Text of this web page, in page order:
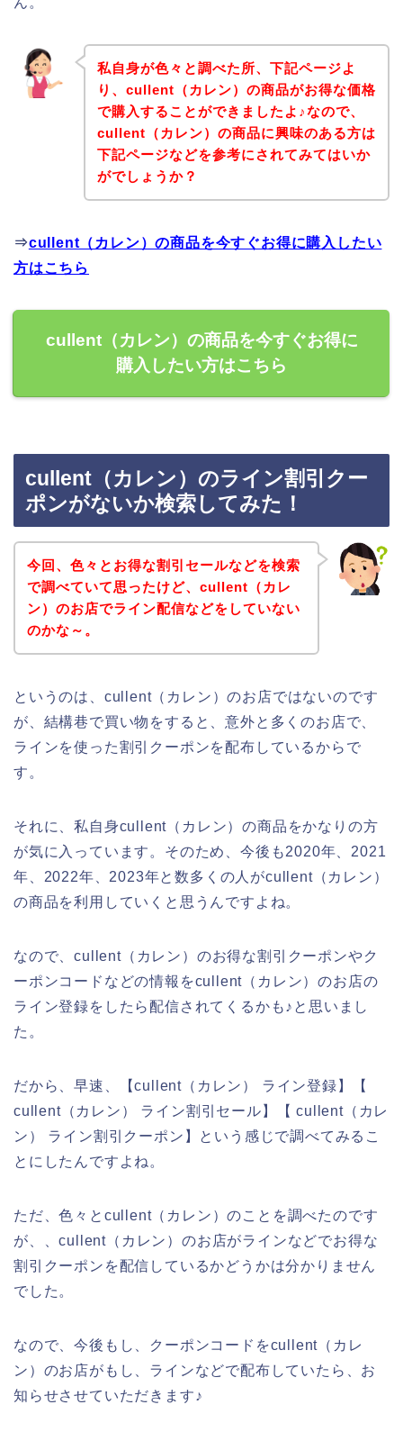
私自身が色々と調べた所、下記ページよ
り、cullent（カレン）の商品がお得な価格
で購入することができましたよ♪なので、
cullent（カレン）の商品に興味のある方は
下記ページなどを参考にされてみてはいか
がでしょうか？
⇒cullent（カレン）の商品を今すぐお得に購入したい
方はこちら
cullent（カレン）の商品を今すぐお得に
購入したい方はこちら
cullent（カレン）のライン割引クー
ポンがないか検索してみた！
今回、色々とお得な割引セールなどを検索
で調べていて思ったけど、cullent（カレ
ン）のお店でライン配信などをしていない
のかな～。
というのは、cullent（カレン）のお店ではないのです
が、結構巷で買い物をすると、意外と多くのお店で、
ラインを使った割引クーポンを配布しているからで
す。
それに、私自身cullent（カレン）の商品をかなりの方
が気に入っています。そのため、今後も2020年、2021
年、2022年、2023年と数多くの人がcullent（カレン）
の商品を利用していくと思うんですよね。
なので、cullent（カレン）のお得な割引クーポンやク
ーポンコードなどの情報をcullent（カレン）のお店の
ライン登録をしたら配信されてくるかも♪と思いまし
た。
だから、早速、【cullent（カレン） ライン登録】【
cullent（カレン） ライン割引セール】【 cullent（カレ
ン） ライン割引クーポン】という感じで調べてみるこ
とにしたんですよね。
ただ、色々とcullent（カレン）のことを調べたのです
が、、cullent（カレン）のお店がラインなどでお得な
割引クーポンを配信しているかどうかは分かりません
でした。
なので、今後もし、クーポンコードをcullent（カレ
ン）のお店がもし、ラインなどで配布していたら、お
知らせさせていただきます♪